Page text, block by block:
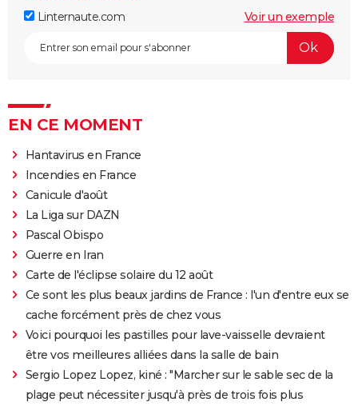
Linternaute.com Voir un exemple
EN CE MOMENT
Hantavirus en France
Incendies en France
Canicule d'août
La Liga sur DAZN
Pascal Obispo
Guerre en Iran
Carte de l'éclipse solaire du 12 août
Ce sont les plus beaux jardins de France : l'un d'entre eux se
cache forcément près de chez vous
Voici pourquoi les pastilles pour lave-vaisselle devraient
être vos meilleures alliées dans la salle de bain
Sergio Lopez Lopez, kiné : "Marcher sur le sable sec de la
plage peut nécessiter jusqu'à près de trois fois plus